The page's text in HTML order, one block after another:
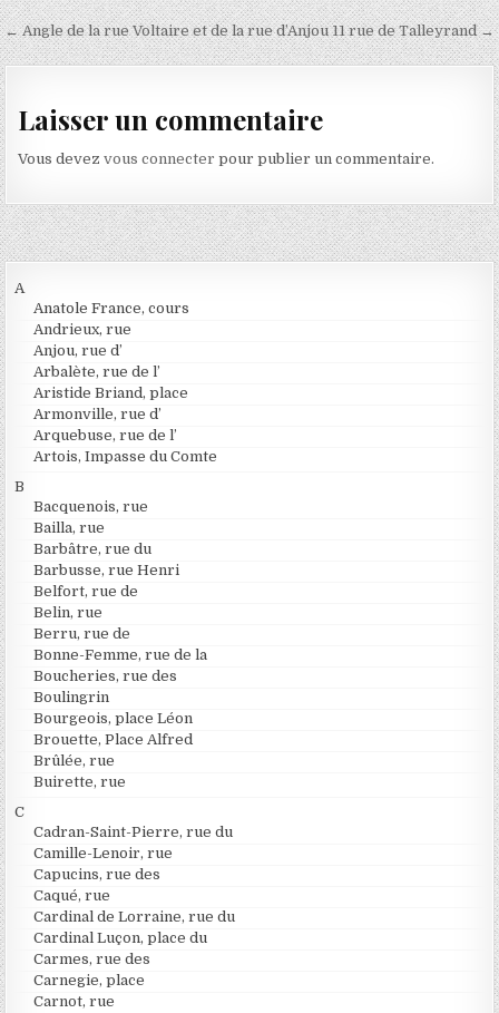
Navigation de l’article 11 rue de Talleyrand →
← Angle de la rue Voltaire et de la rue d’Anjou
Laisser un commentaire
Vous devezvous connecter pour publier un commentaire.
A
Anatole France, cours
Andrieux, rue
Anjou, rue d’
Arbalète, rue de l’
Aristide Briand, place
Armonville, rue d’
Arquebuse, rue de l’
Artois, Impasse du Comte
B
Bacquenois, rue
Bailla, rue
Barbâtre, rue du
Barbusse, rue Henri
Belfort, rue de
Belin, rue
Berru, rue de
Bonne-Femme, rue de la
Boucheries, rue des
Boulingrin
Bourgeois, place Léon
Brouette, Place Alfred
Brûlée, rue
Buirette, rue
C
Cadran-Saint-Pierre, rue du
Camille-Lenoir, rue
Capucins, rue des
Caqué, rue
Cardinal de Lorraine, rue du
Cardinal Luçon, place du
Carmes, rue des
Carnegie, place
Carnot, rue